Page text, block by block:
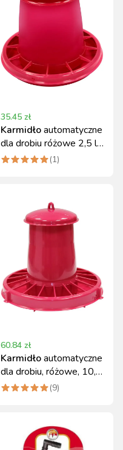
35.45 zł
Karmidłoautomatyczne
dla drobiu różowe 2,5 l,
1,5 kg, Novital
(1)
60.84 zł
Karmidłoautomatyczne
dla drobiu, różowe, 10,5
l, 7 kg, Novital
(9)